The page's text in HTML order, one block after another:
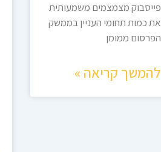
פייסבוק מצמצמים משמעותית
את כמות תחומי העניין בממשק
הפרסום ממומן
להמשך קריאה »